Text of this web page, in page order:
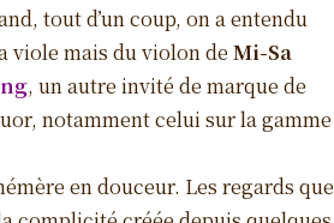
tout d’un coup, on a entendu
viole mais du violon de Mi-Sa
, un autre invité de marque de
notamment celui sur la gamme
en douceur. Les regards que